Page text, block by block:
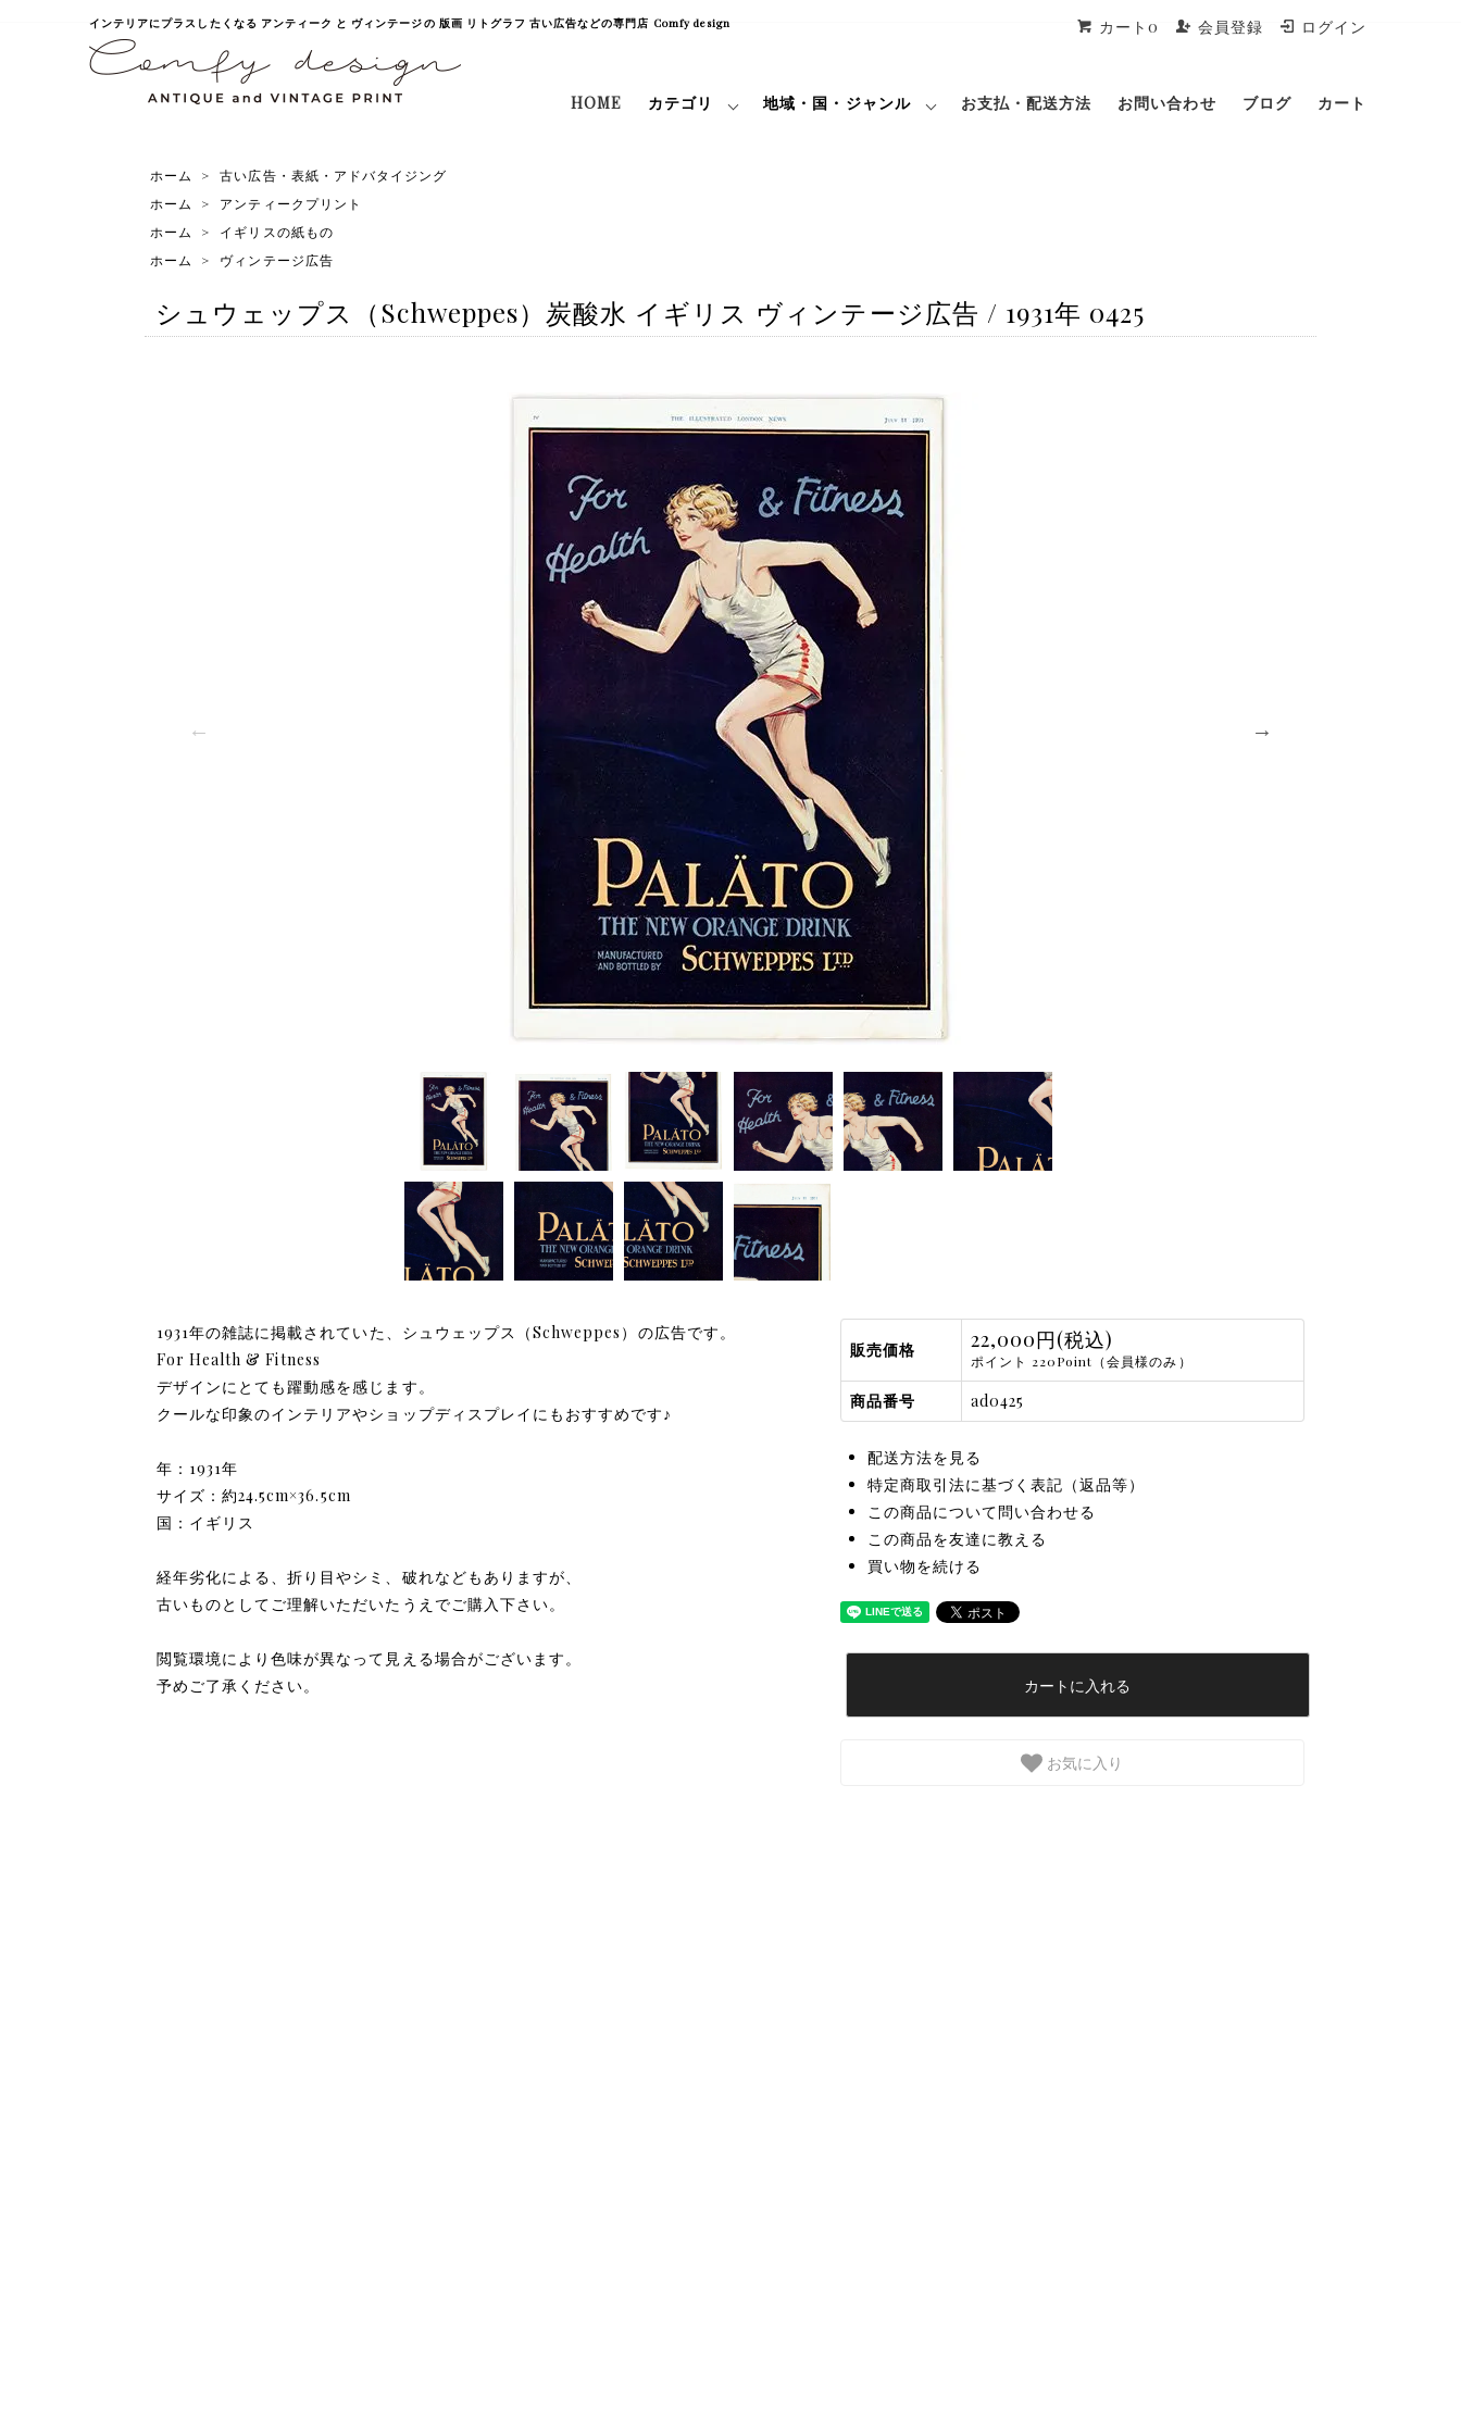
カート0 会員登録 ログイン
インテリアにプラスしたくなる アンティーク と ヴィンテージの 版画 リトグラフ 古い広告などの専門店 Comfy design
HOME カテゴリ 地域・国・ジャンル お支払・配送方法 お問い合わせ ブログ カート
ホーム >
古い広告・表紙・アドバタイジング
ホーム
>
アンティークプリント
ホーム
>
イギリスの紙もの
ホーム
> ヴィンテージ広告
シュウェップス（Schweppes）炭酸水 イギリス ヴィンテージ広告 / 1931年 0425
1931年の雑誌に掲載されていた、シュウェップス（Schweppes）の広告です。
For Health & Fitness
デザインにとても躍動感を感じます。
クールな印象のインテリアやショップディスプレイにもおすすめです♪
年：1931年
サイズ：約24.5cm×36.5cm
国：イギリス
経年劣化による、折り目やシミ、破れなどもありますが、
古いものとしてご理解いただいたうえでご購入下さい。
閲覧環境により色味が異なって見える場合がございます。
予めご了承ください。
販売価格 22,000円(税込)
ポイント 220Point（会員様のみ）
商品番号 ad0425
配送方法を見る
特定商取引法に基づく表記（返品等）
この商品について問い合わせる
この商品を友達に教える
買い物を続ける
カートに入れる
お気に入り